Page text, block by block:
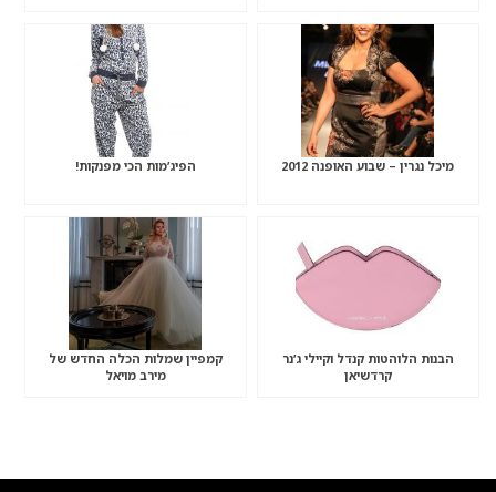
מיכל נגרין – שבוע האופנה 2012 הפיג’מות הכי מפנקות!
הבנות הלוהטות קנדל וקיילי ג’נר
קרדשיאן
קמפיין שמלות הכלה החדש של
מירב מויאל